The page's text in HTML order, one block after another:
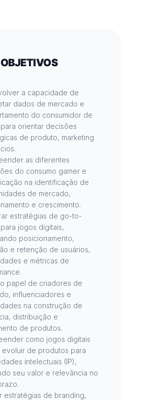
OBJETIVOS
a capacidade de
dados de mercado e
do consumidor de
orientar decisões
de produto, marketing
as diferentes
do consumo gamer e
na identificação de
de mercado,
e crescimento.
estratégias de go-to-
jogos digitais,
posicionamento,
e retenção de usuários,
e métricas de
o papel de criadores de
influenciadores e
na construção de
distribuição e
de produtos.
como jogos digitais
evoluir de produtos para
intelectuais (IP),
seu valor e relevância no
estratégias de branding,